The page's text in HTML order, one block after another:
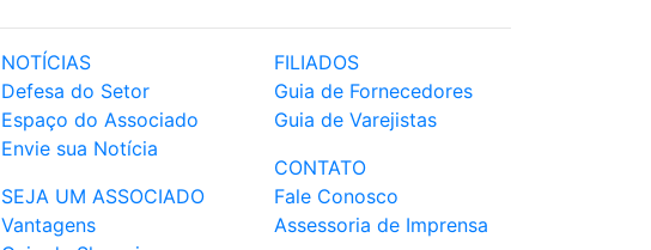
NOTÍCIAS
Defesa do Setor
Espaço do Associado
Envie sua Notícia
SEJA UM ASSOCIADO
Vantagens
FILIADOS
Guia de Fornecedores
Guia de Varejistas
CONTATO
Fale Conosco
Assessoria de Imprensa